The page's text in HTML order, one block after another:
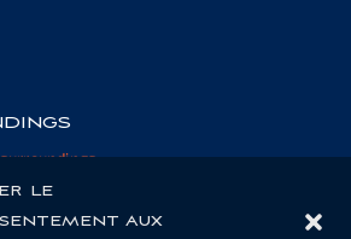
le
aux
surroundings
resources